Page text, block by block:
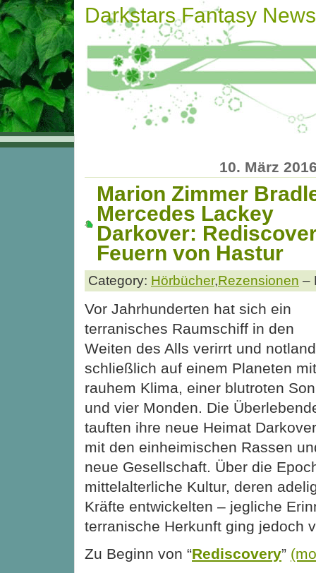
Darkstars Fantasy News
10. März
Marion Zimmer
Mercedes Lackey
Darkover:
Feuern von Hastur
Category: Hörbücher,Rezensionen –
Vor Jahrhunderten hat sich ein
terranisches Raumschiff in den
Weiten des Alls verirrt und
schließlich auf einem Planeten mit
rauhem Klima, einer blutroten
und vier Monden. Die
tauften ihre neue Heimat
mit den einheimischen Rassen
neue Gesellschaft. Über die
mittelalterliche Kultur, deren
Kräfte entwickelten – jegliche
terranische Herkunft ging jedoch
Zu Beginn von “Rediscovery”